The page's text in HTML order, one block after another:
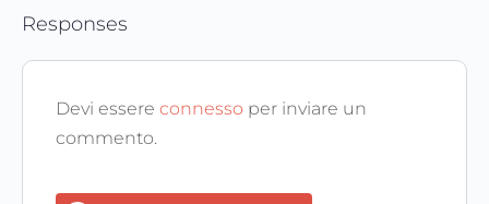
Responses
Devi essere connesso per inviare un
commento.